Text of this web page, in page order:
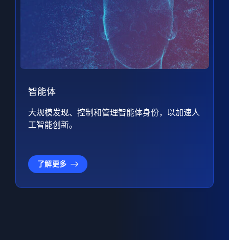
智能体
大规模发现、控制和管理智能体身份，以加速人
工智能创新。
了解更多